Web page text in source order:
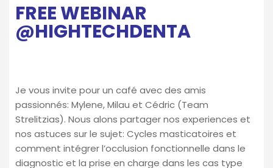
FREE WEBINAR
@HIGHTECHDENTA
Je vous invite pour un café avec des amis
passionnés: Mylene, Milau et Cédric (Team
Strelitzias). Nous alons partager nos experiences et
nos astuces sur le sujet: Cycles masticatoires et
comment intégrer l’occlusion fonctionnelle dans le
diagnostic et la prise en charge dans les cas type